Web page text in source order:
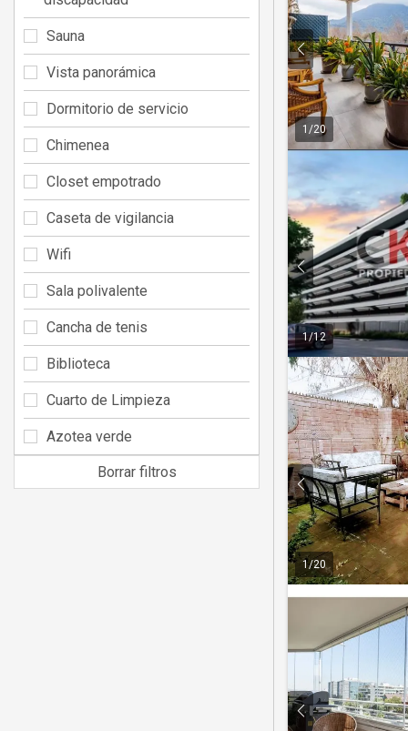
1 /20
1/12
1/20
Sauna
Vista panorámica
Dormitorio de servicio
Chimenea
Closet empotrado
Caseta de vigilancia
Wifi
Sala polivalente
Cancha de tenis
Biblioteca
Cuarto de Limpieza
Azotea verde
Borrar filtros